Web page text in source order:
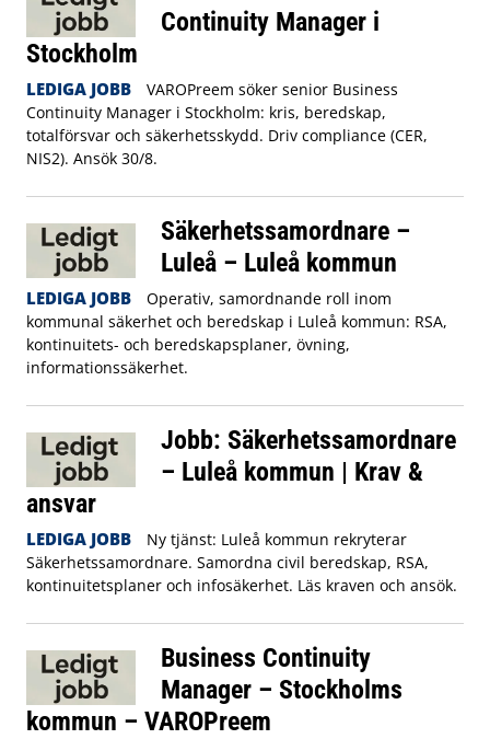
Continuity Manager i
Stockholm
LEDIGA JOBB
VAROPreem söker senior Business
Continuity Manager i Stockholm: kris, beredskap,
totalförsvar och säkerhetsskydd. Driv compliance (CER,
NIS2). Ansök 30/8.
Säkerhetssamordnare –
Luleå – Luleå kommun
LEDIGA JOBB
Operativ, samordnande roll inom
kommunal säkerhet och beredskap i Luleå kommun: RSA,
kontinuitets- och beredskapsplaner, övning,
informationssäkerhet.
Jobb: Säkerhetssamordnare
– Luleå kommun | Krav &
ansvar
LEDIGA JOBB
Ny tjänst: Luleå kommun rekryterar
Säkerhetssamordnare. Samordna civil beredskap, RSA,
kontinuitetsplaner och infosäkerhet. Läs kraven och ansök.
Business Continuity
Manager – Stockholms
kommun – VAROPreem